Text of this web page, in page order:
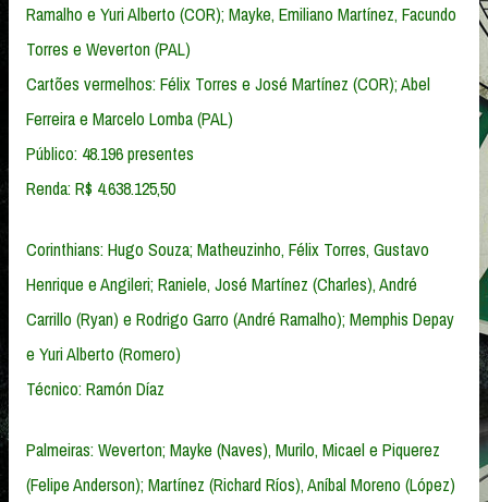
Ramalho e Yuri Alberto (COR); Mayke, Emiliano Martínez, Facundo
Torres e Weverton (PAL)
Cartões vermelhos: Félix Torres e José Martínez (COR); Abel
Ferreira e Marcelo Lomba (PAL)
Público: 48.196 presentes
Renda: R$ 4.638.125,50
Corinthians: Hugo Souza; Matheuzinho, Félix Torres, Gustavo
Henrique e Angileri; Raniele, José Martínez (Charles), André
Carrillo (Ryan) e Rodrigo Garro (André Ramalho); Memphis Depay
e Yuri Alberto (Romero)
Técnico: Ramón Díaz
Palmeiras: Weverton; Mayke (Naves), Murilo, Micael e Piquerez
(Felipe Anderson); Martínez (Richard Ríos), Aníbal Moreno (López)